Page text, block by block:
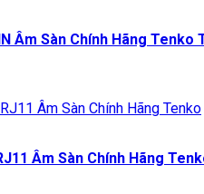
Âm Sàn Chính Hãng Tenko
Âm Sàn Chính Hãng